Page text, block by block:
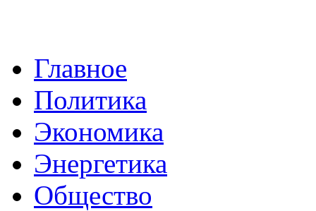
Главное
Политика
Экономика
Энергетика
Общество